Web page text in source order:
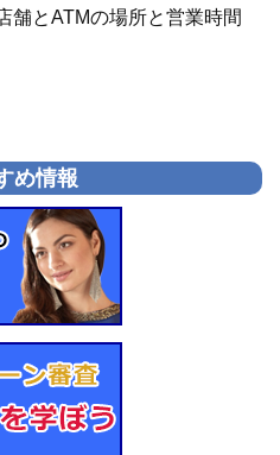
舗とATMの場所と営業時間
め情報